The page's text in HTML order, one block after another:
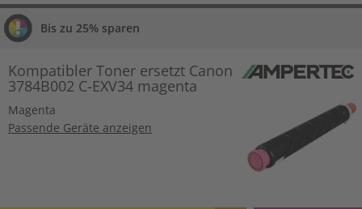
Bis zu 25% sparen
Kompatibler Toner ersetzt Canon
3784B002 C-EXV34 magenta
Magenta
Passende Geräte anzeigen